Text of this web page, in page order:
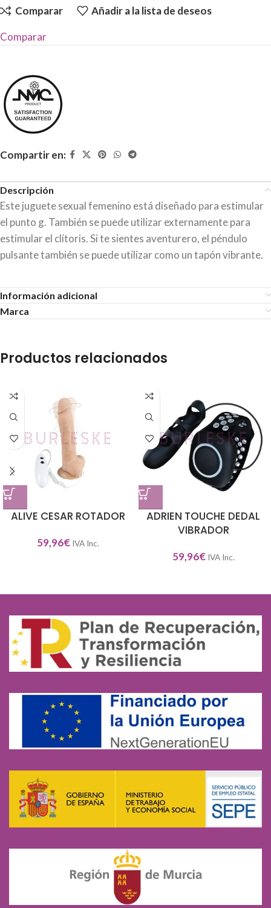
Comparar Añadir a la lista de deseos
Comparar
Compartir en:
Descripción
Este juguete sexual femenino está diseñado para estimular
el punto g. También se puede utilizar externamente para
estimular el clítoris. Si te sientes aventurero, el péndulo
pulsante también se puede utilizar como un tapón vibrante.
Información adicional
Marca
Productos relacionados
ALIVE CESAR ROTADOR
59,96€ IVA Inc.
ADRIEN TOUCHE DEDAL
VIBRADOR
59,96€ IVA Inc.